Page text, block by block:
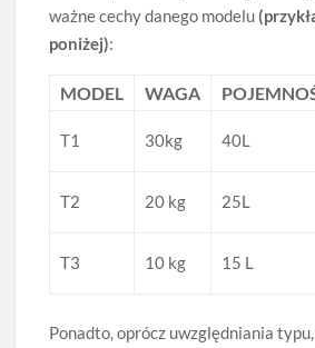
ważne cechy danego modelu
poniżej):
MODEL WAGA
T1 30kg 40L
T2 20 kg 25L
T3 10 kg 15 L
Ponadto, oprócz uwzględniania